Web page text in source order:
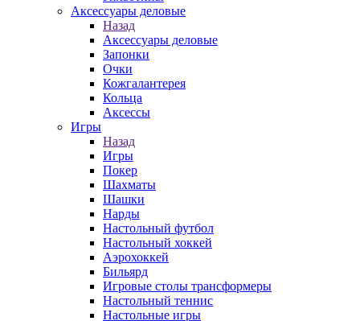
Аксессуары деловые
Назад
Аксессуары деловые
Запонки
Очки
Кожгалантерея
Кольца
Аксессы
Игры
Назад
Игры
Покер
Шахматы
Шашки
Нарды
Настольный футбол
Настольный хоккей
Аэрохоккей
Бильярд
Игровые столы трансформеры
Настольный теннис
Настольные игры